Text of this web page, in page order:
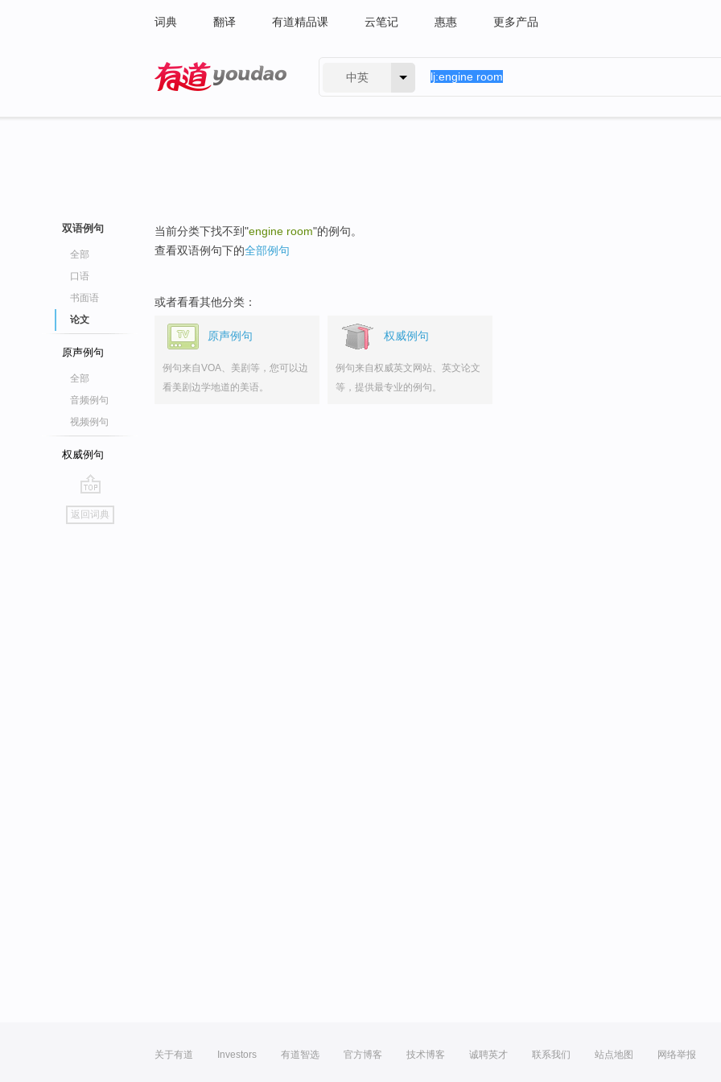
词典 翻译 有道精品课 云笔记 惠惠 更多产品
中英
双语例句
全部
口语
书面语
论文
原声例句
全部
音频例句
视频例句
权威例句
go
top
返回词典
当前分类下找不到"engine room"的例句。
查看双语例句下的全部例句
或者看看其他分类：
原声例句
例句来自VOA、美剧等，您可以边
看美剧边学地道的美语。
权威例句
例句来自权威英文网站、英文论文
等，提供最专业的例句。
关于有道 Investors 有道智选 官方博客 技术博客 诚聘英才 联系我们 站点地图 网络举报